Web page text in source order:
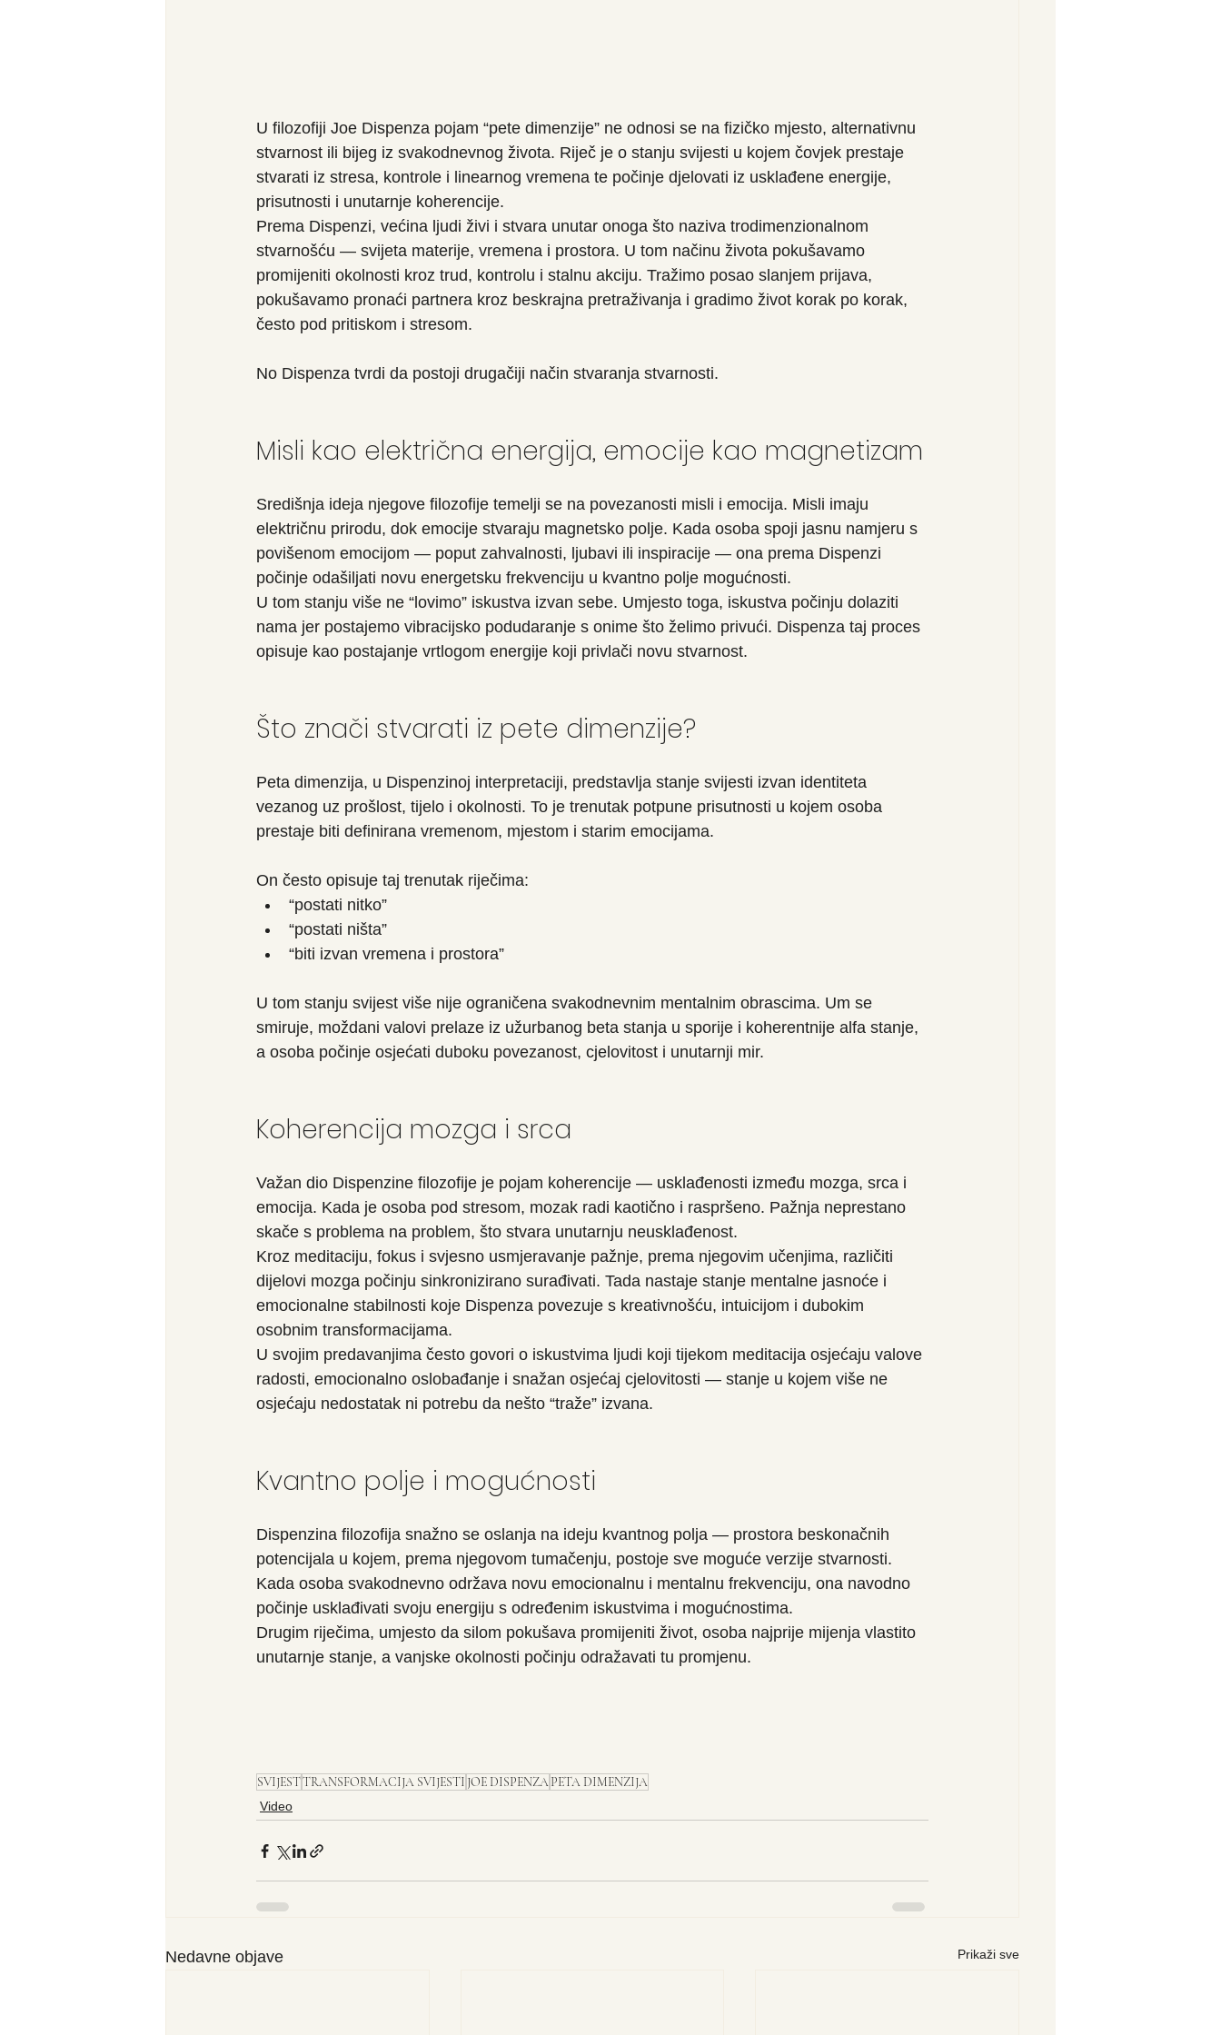
U filozofiji Joe Dispenza pojam “pete dimenzije” ne odnosi se na fizičko mjesto, alternativnu
stvarnost ili bijeg iz svakodnevnog života. Riječ je o stanju svijesti u kojem čovjek prestaje
stvarati iz stresa, kontrole i linearnog vremena te počinje djelovati iz usklađene energije,
prisutnosti i unutarnje koherencije.
Prema Dispenzi, većina ljudi živi i stvara unutar onoga što naziva trodimenzionalnom
stvarnošću — svijeta materije, vremena i prostora. U tom načinu života pokušavamo
promijeniti okolnosti kroz trud, kontrolu i stalnu akciju. Tražimo posao slanjem prijava,
pokušavamo pronaći partnera kroz beskrajna pretraživanja i gradimo život korak po korak,
često pod pritiskom i stresom.
No Dispenza tvrdi da postoji drugačiji način stvaranja stvarnosti.
Misli kao električna energija, emocije kao magnetizam
Središnja ideja njegove filozofije temelji se na povezanosti misli i emocija. Misli imaju
električnu prirodu, dok emocije stvaraju magnetsko polje. Kada osoba spoji jasnu namjeru s
povišenom emocijom — poput zahvalnosti, ljubavi ili inspiracije — ona prema Dispenzi
počinje odašiljati novu energetsku frekvenciju u kvantno polje mogućnosti.
U tom stanju više ne “lovimo” iskustva izvan sebe. Umjesto toga, iskustva počinju dolaziti
nama jer postajemo vibracijsko podudaranje s onime što želimo privući. Dispenza taj proces
opisuje kao postajanje vrtlogom energije koji privlači novu stvarnost.
Što znači stvarati iz pete dimenzije?
Peta dimenzija, u Dispenzinoj interpretaciji, predstavlja stanje svijesti izvan identiteta
vezanog uz prošlost, tijelo i okolnosti. To je trenutak potpune prisutnosti u kojem osoba
prestaje biti definirana vremenom, mjestom i starim emocijama.
On često opisuje taj trenutak riječima:
“postati nitko”
“postati ništa”
“biti izvan vremena i prostora”
U tom stanju svijest više nije ograničena svakodnevnim mentalnim obrascima. Um se
smiruje, moždani valovi prelaze iz užurbanog beta stanja u sporije i koherentnije alfa stanje,
a osoba počinje osjećati duboku povezanost, cjelovitost i unutarnji mir.
Koherencija mozga i srca
Važan dio Dispenzine filozofije je pojam koherencije — usklađenosti između mozga, srca i
emocija. Kada je osoba pod stresom, mozak radi kaotično i raspršeno. Pažnja neprestano
skače s problema na problem, što stvara unutarnju neusklađenost.
Kroz meditaciju, fokus i svjesno usmjeravanje pažnje, prema njegovim učenjima, različiti
dijelovi mozga počinju sinkronizirano surađivati. Tada nastaje stanje mentalne jasnoće i
emocionalne stabilnosti koje Dispenza povezuje s kreativnošću, intuicijom i dubokim
osobnim transformacijama.
U svojim predavanjima često govori o iskustvima ljudi koji tijekom meditacija osjećaju valove
radosti, emocionalno oslobađanje i snažan osjećaj cjelovitosti — stanje u kojem više ne
osjećaju nedostatak ni potrebu da nešto “traže” izvana.
Kvantno polje i mogućnosti
Dispenzina filozofija snažno se oslanja na ideju kvantnog polja — prostora beskonačnih
potencijala u kojem, prema njegovom tumačenju, postoje sve moguće verzije stvarnosti.
Kada osoba svakodnevno održava novu emocionalnu i mentalnu frekvenciju, ona navodno
počinje usklađivati svoju energiju s određenim iskustvima i mogućnostima.
Drugim riječima, umjesto da silom pokušava promijeniti život, osoba najprije mijenja vlastito
unutarnje stanje, a vanjske okolnosti počinju odražavati tu promjenu.
SVIJESTTRANSFORMACIJA SVIJESTI JOE DISPENZAPETA DIMENZIJA
Video
Nedavne objave Prikaži sve